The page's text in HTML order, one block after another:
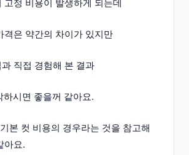
고정 비용이 발생하게 되는데
격은 약간의 차이가 있지만
직접 경험해 본 결과
시면 좋을꺼 같아요.
본 컷 비용의 경우라는 것을 참고해
아요.